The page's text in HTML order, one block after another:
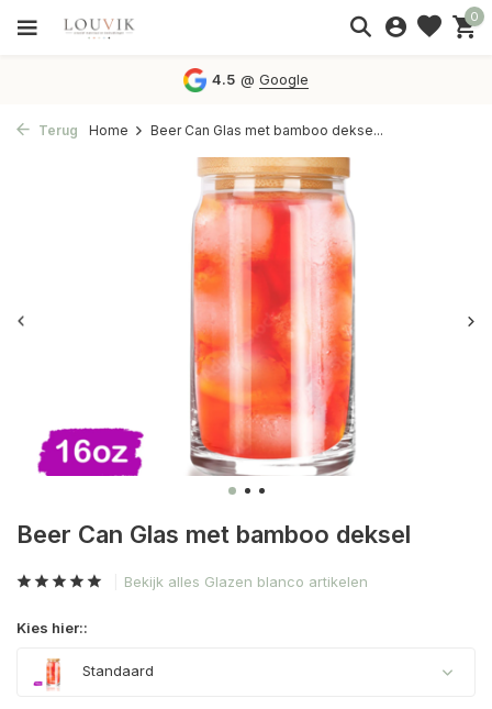
0
4.5 @Google
Terug Home Beer Can Glas met bamboo dekse...
Beer Can Glas met bamboo deksel
Bekijk alles Glazen blanco artikelen
Kies hier::
Standaard